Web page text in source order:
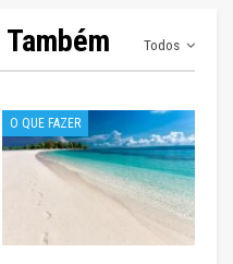
Todos
O QUE FAZER